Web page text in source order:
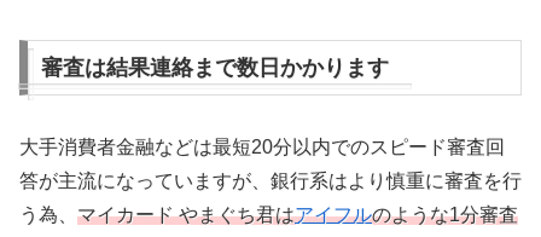
審査は結果連絡まで数日かかります
大手消費者金融などは最短20分以内でのスピード審査回
答が主流になっていますが、銀行系はより慎重に審査を行
う為、 マイカード やまぐち君はアイフルのような1分審査